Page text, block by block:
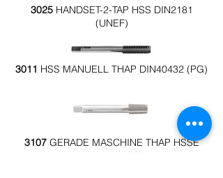
3025HANDSET-2-TAP HSS DIN2181
(UNEF)
3011 HSS MANUELL THAP DIN40432 (PG)
3107GERADE MASCHINE THAP HSSE
DIN374 (NPT)